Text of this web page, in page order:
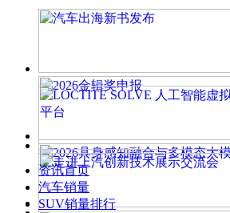
资讯首页
汽车销量
SUV销量排行